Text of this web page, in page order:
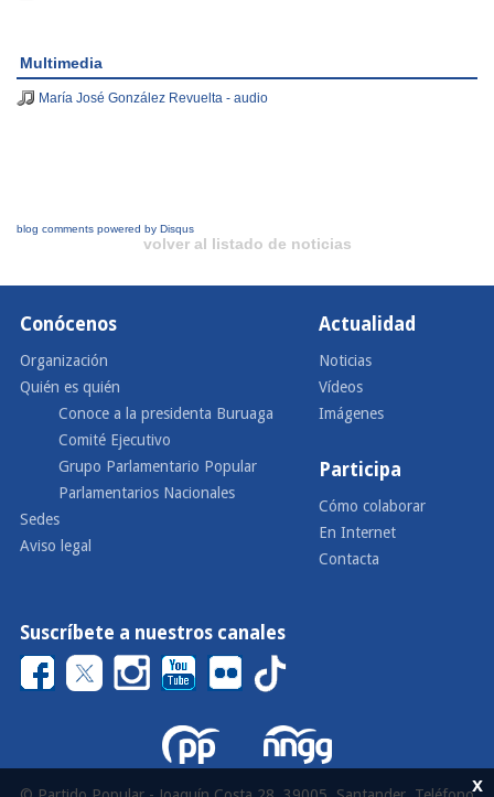
Multimedia
María José González Revuelta - audio
blog comments powered by Disqus
volver al listado de noticias
Conócenos
Organización
Quién es quién
Conoce a la presidenta Buruaga
Comité Ejecutivo
Grupo Parlamentario Popular
Parlamentarios Nacionales
Sedes
Aviso legal
Actualidad
Noticias
Vídeos
Imágenes
Participa
Cómo colaborar
En Internet
Contacta
Suscríbete a nuestros canales
x